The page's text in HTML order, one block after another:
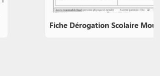
Fiche Dérogation Scolaire